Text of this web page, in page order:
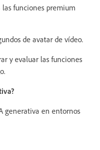
funciones premium
de avatar de vídeo.
y evaluar las funciones
generativa en entornos